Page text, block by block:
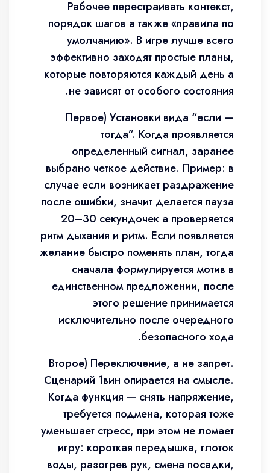
Рабочее перестраивать контекст,
порядок шагов а также «правила по
умолчанию». В игре лучше всего
эффективно заходят простые планы,
которые повторяются каждый день а
не зависят от особого состояния.
Первое) Установки вида “если —
тогда”. Когда проявляется
определенный сигнал, заранее
выбрано четкое действие. Пример: в
случае если возникает раздражение
после ошибки, значит делается пауза
20–30 секундочек а проверяется
ритм дыхания и ритм. Если появляется
желание быстро поменять план, тогда
сначала формулируется мотив в
единственном предложении, после
этого решение принимается
исключительно после очередного
безопасного хода.
Второе) Переключение, а не запрет.
Сценарий 1вин опирается на смысле.
Когда функция — снять напряжение,
требуется подмена, которая тоже
уменьшает стресс, при этом не ломает
игру: короткая передышка, глоток
воды, разогрев рук, смена посадки,